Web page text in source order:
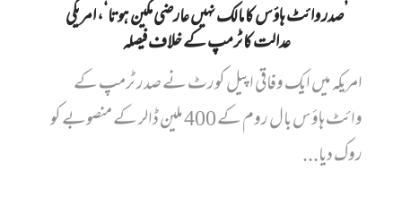
’صدر وائٹ ہاؤس کا مالک نہیں‌ عارضی مکین ہوتا‘، امریکی
عدالت کا ٹرمپ کے خلاف فیصلہ
امریکہ میں ایک وفاقی اپیل کورٹ نے صدر ٹرمپ کے
وائٹ ہاؤس بال روم کے 400 ملین ڈالر کے منصوبے کو
روک دیا...